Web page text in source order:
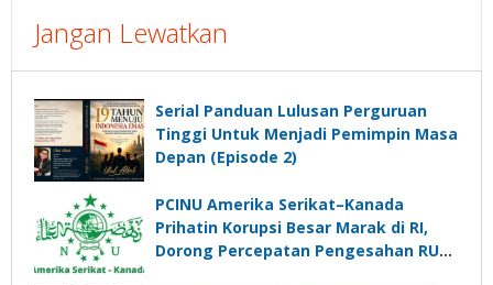
Jangan Lewatkan
Serial Panduan Lulusan Perguruan
Tinggi Untuk Menjadi Pemimpin Masa
Depan (Episode 2)
PCINU Amerika Serikat–Kanada
Prihatin Korupsi Besar Marak di RI,
Dorong Percepatan Pengesahan RUU